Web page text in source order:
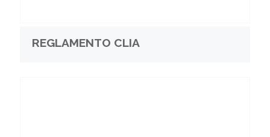
REGLAMENTO CLIA